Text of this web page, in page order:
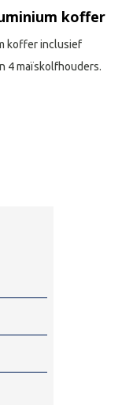
koffer
koffer inclusief
4 maïskolfhouders.